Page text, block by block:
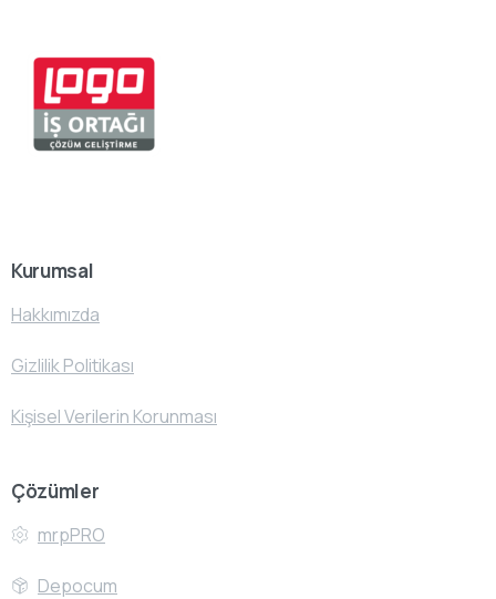
Kurumsal
Hakkımızda
Gizlilik Politikası
Kişisel Verilerin Korunması
Çözümler
mrpPRO
Depocum